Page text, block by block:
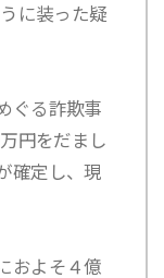
に装った疑
ぐる詐欺事
円をだまし
確定し、現
およそ４億